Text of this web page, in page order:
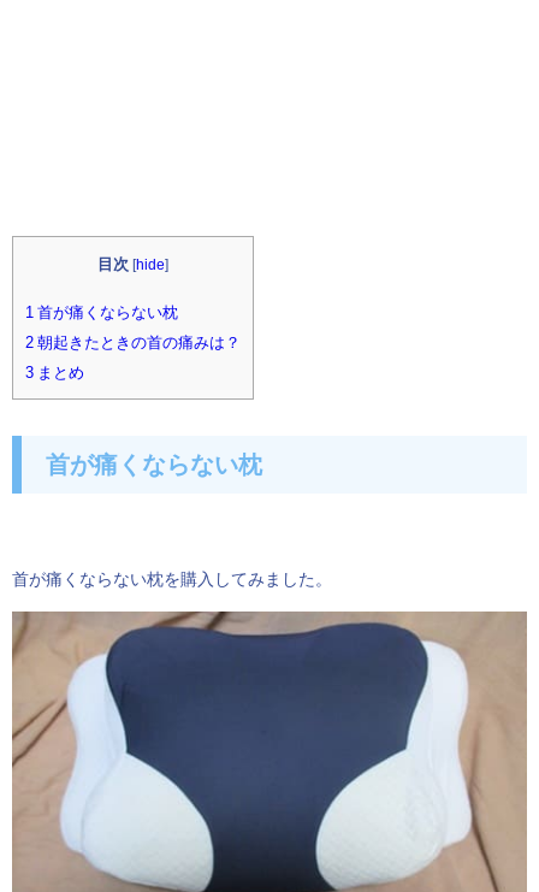
目次 hide
1 首が痛くならない枕
2 朝起きたときの首の痛みは？
3 まとめ
首が痛くならない枕
首が痛くならない枕を購入してみました。